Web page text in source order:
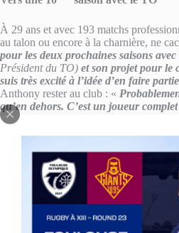
À 29 ans et avec 193 matchs
au talon ou encore à la charnière, ne
pour les deux prochaines saisons
Président du TO) et son projet pour le
suis très excité à l’idée d’en faire
Anthony rester au club : «
qu’en dehors. C’est un joueur
des cadres de cette équipe
Fiche technique :
Prénom : Anthony – Nom : MARION
ligne, talonneur, demi – Anciens clubs